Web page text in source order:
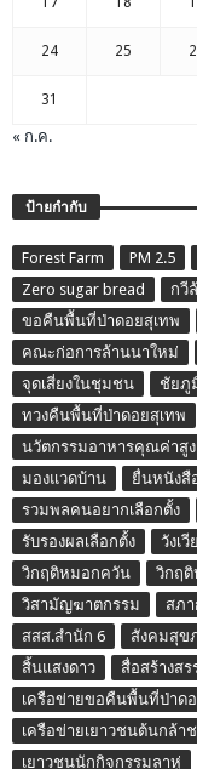
24 25
31
« ก.ค.
ป้ายกำกับ
Forest Farm PM 2.5
Zero sugar bread
กวี
ขอคืนพื้นที่ป่าดอยสุเทพ
คณะก่อการล้านนาใหม่
จุดเสี่ยงในชุมชน
ชัยภู
ทวงคืนพื้นที่ป่าดอยสุเทพ
นวัตกรรมอาหารคุณค่าสูง
มองแวดบ้าน
ยื่นหนังสื
รวมพลคนอยากเลือกตั้ง
รับรองผลเลือกตั้ง
วังเวี
วิกฤติหมอกควัน
วิกฤ
วิสามัญฆาตกรรม
สภ
สสส.สำนัก 6
สังคมสุข
สิ้นแสงดาว
สื่อสร้างสร
เครือข่ายขอคืนพื้นที่ป่าด
เครือข่ายเยาวชนต้นกล้า
เยาวชนนักกิจกรรมลาหู่